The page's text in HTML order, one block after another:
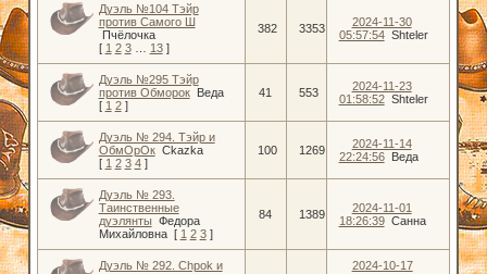
Дуэль №104 Тэйр
против Самого Ш
Пчёлочка
[ 1 2 3 13 ]
382 3353
2024-11-30
05:57:54 Shteler
Дуэль №295 Тэйр
против Обморок
Веда
[ 1 2 ]
41 553
2024-11-23
01:58:52 Shteler
Дуэль № 294. Тэйр и
ОбмОрОк Ckazka
[ 1 2 3 4 ]
100 1269
2024-11-14
22:24:56
Веда
Дуэль № 293.
Таинственные
дуэлянты Федора
Михайловна [ 1 2 3 ]
84 1389
2024-11-01
18:26:39 Санна
Дуэль № 292. Сhpok и
2024-10-17